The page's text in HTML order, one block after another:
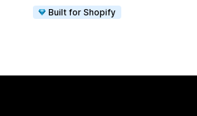
Built for Shopify